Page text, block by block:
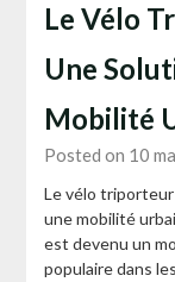
Le Vélo
Une
Mobilité
Posted on 10
Le vélo
une mobilité
est devenu un
populaire dans